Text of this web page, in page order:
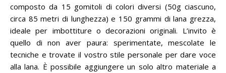
composto da 15 gomitoli di colori diversi (50g ciascuno,
circa 85 metri di lunghezza) e 150 grammi di lana grezza,
ideale per imbottiture o decorazioni originali. L’invito è
quello di non aver paura: sperimentate, mescolate le
tecniche e trovate il vostro stile personale per dare voce
alla lana. È possibile aggiungere un solo altro materiale a